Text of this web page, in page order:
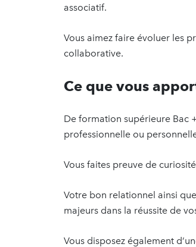
associatif.
Vous aimez faire évoluer les
collaborative.
Ce que vous
De formation supérieure Bac
professionnelle ou
Vous faites preuve de
Votre bon relationnel ainsi
majeurs dans la réussite de
Vous disposez également